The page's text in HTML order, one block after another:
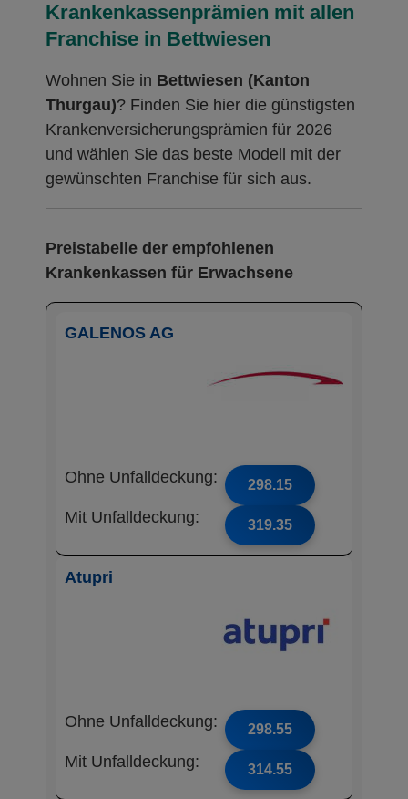
Krankenkassenprämien mit allen
Franchise in Bettwiesen
Wohnen Sie in Bettwiesen (Kanton
Thurgau)? Finden Sie hier die günstigsten
Krankenversicherungsprämien für 2026
und wählen Sie das beste Modell mit der
gewünschten Franchise für sich aus.
Preistabelle der empfohlenen
Krankenkassen für Erwachsene
GALENOS AG
Ohne Unfalldeckung: 298.15
Mit Unfalldeckung: 319.35
Atupri
Ohne Unfalldeckung: 298.55
Mit Unfalldeckung: 314.55